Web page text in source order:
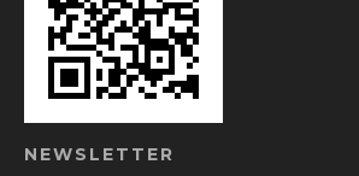
NEWSLETTER